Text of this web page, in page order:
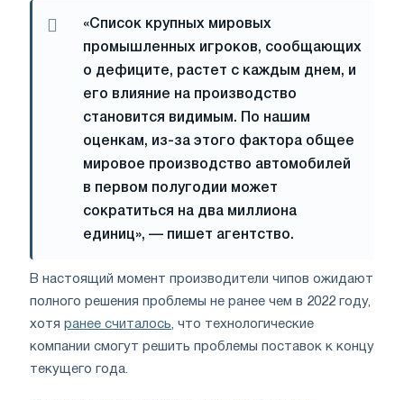
«Список крупных мировых
промышленных игроков, сообщающих
о дефиците, растет с каждым днем, и
его влияние на производство
становится видимым. По нашим
оценкам, из-за этого фактора общее
мировое производство автомобилей
в первом полугодии может
сократиться на два миллиона
единиц», — пишет агентство.
В настоящий момент производители чипов ожидают
полного решения проблемы не ранее чем в 2022 году,
хотя ранее считалось , что технологические
компании смогут решить проблемы поставок к концу
текущего года.